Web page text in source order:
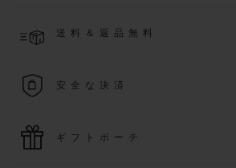
詳細を表示する
より異なる場合がございます
送料＆返品無料
す
安全な決済
ご購入は迅速で安全に処理され、お客様
ギフトポーチ